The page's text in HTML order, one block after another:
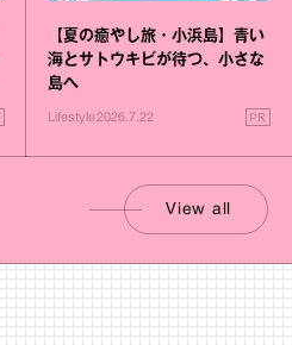
【夏の癒やし旅・小浜島】青い
海とサトウキビが待つ、小さな
島へ
Lifestyle2026.7.22 PR
View all